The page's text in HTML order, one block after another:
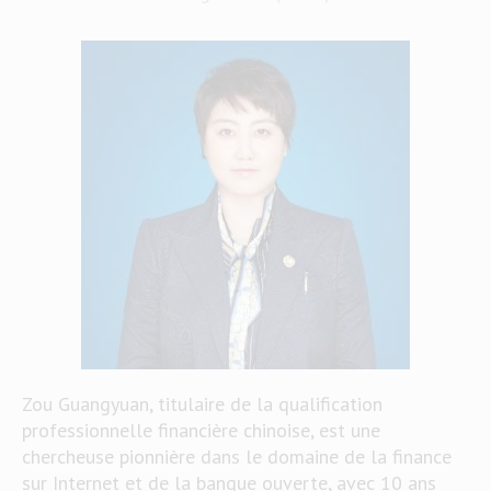
Zou Guangyuan, titulaire de la qualification
professionnelle financière chinoise, est une
chercheuse pionnière dans le domaine de la finance
sur Internet et de la banque ouverte, avec 10 ans